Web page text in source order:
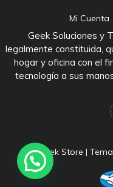
Mi Cuenta
Geek Soluciones y
legalmente constituida,
hogar y oficina con el
tecnología a sus
Geek Store |